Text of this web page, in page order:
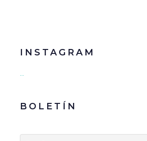
INSTAGRAM
…
BOLETÍN